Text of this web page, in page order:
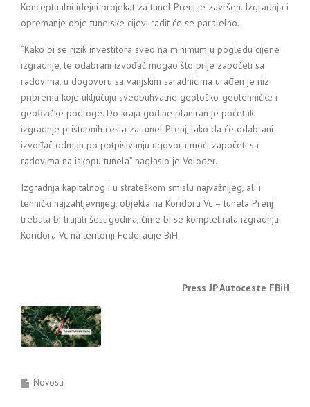
Konceptualni idejni projekat za tunel Prenj je završen. Izgradnja i
opremanje obje tunelske cijevi radit će se paralelno.
“Kako bi se rizik investitora sveo na minimum u pogledu cijene
izgradnje, te odabrani izvođač mogao što prije započeti sa
radovima, u dogovoru sa vanjskim saradnicima urađen je niz
priprema koje uključuju sveobuhvatne geološko-geotehničke i
geofizičke podloge. Do kraja godine planiran je početak
izgradnje pristupnih cesta za tunel Prenj, tako da će odabrani
izvođač odmah po potpisivanju ugovora moći započeti sa
radovima na iskopu tunela” naglasio je Voloder.
Izgradnja kapitalnog i u strateškom smislu najvažnijeg, ali i
tehnički najzahtjevnijeg, objekta na Koridoru Vc – tunela Prenj
trebala bi trajati šest godina, čime bi se kompletirala izgradnja
Koridora Vc na teritoriji Federacije BiH.
Press JP Autoceste FBiH
Novosti